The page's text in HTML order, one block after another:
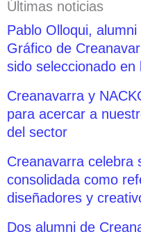
Últimas noticias
Pablo Olloqui,
Gráfico de
sido seleccionado
Creanavarra y
para acercar a
del sector
Creanavarra celebra
consolidada como
diseñadores y
Dos alumni de